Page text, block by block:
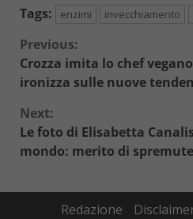
Tags: enzimi invecchiamento
Continue
Reading
Previous:
Crozza imita lo chef
ironizza sulle nuove
Next:
Le foto di Elisabetta
mondo: merito di
Redazione